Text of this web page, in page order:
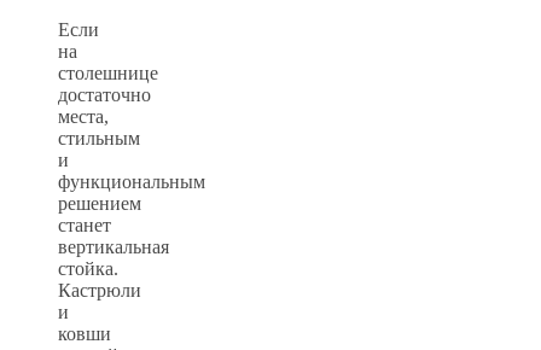
Если
на
столешнице
достаточно
места,
стильным
и
функциональным
решением
станет
вертикальная
стойка.
Кастрюли
и
ковши